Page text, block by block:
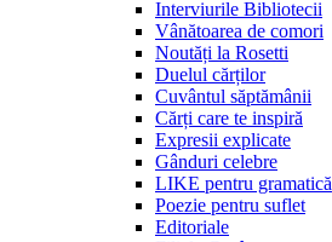
Interviurile Bibliotecii
Vânătoarea de comori
Noutăți la Rosetti
Duelul cărților
Cuvântul săptămânii
Cărți care te inspiră
Expresii explicate
Gânduri celebre
LIKE pentru gramatică
Poezie pentru suflet
Editoriale